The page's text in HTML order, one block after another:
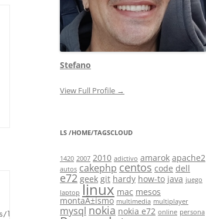
Stefano
View Full Profile →
LS /HOME/TAGSCLOUD
1420 2007 2010 adictivo amarok apache2
autos cakephp centos code dell
e72 geek git hardy how-to java juego
laptop linux mac mesos
montaÃ±ismo multimedia multiplayer
mysql nokia nokia e72 online persona